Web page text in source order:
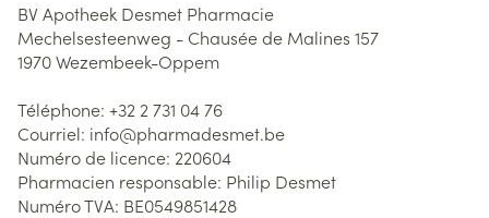
BV Apotheek Desmet Pharmacie
Mechelsesteenweg - Chausée de Malines 157
1970Wezembeek-Oppem
Téléphone: +32 2 731 04 76
Courriel: info@pharmadesmet.be
Numéro de licence: 220604
Pharmacien responsable: Philip Desmet
Numéro TVA: BE0549851428